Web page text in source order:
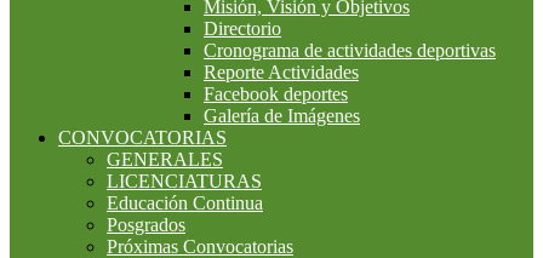
Misión, Visión y Objetivos
Directorio
Cronograma de actividades deportivas
Reporte Actividades
Facebook deportes
Galería de Imágenes
CONVOCATORIAS
GENERALES
LICENCIATURAS
Educación Continua
Posgrados
Próximas Convocatorias